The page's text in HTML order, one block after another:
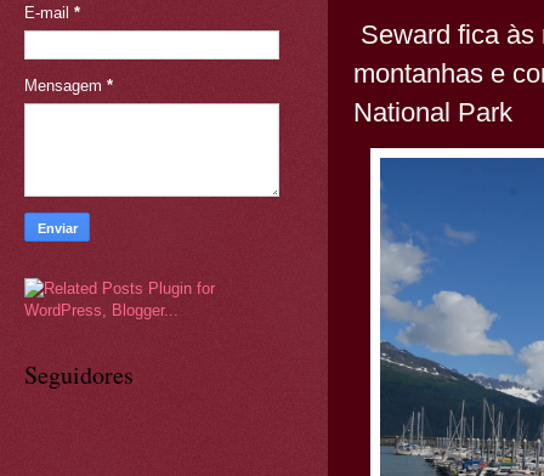
Seward fica às
montanhas e
National Park
E-mail *
Mensagem *
Seguidores